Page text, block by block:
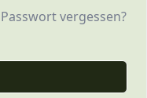
Passwort vergessen?